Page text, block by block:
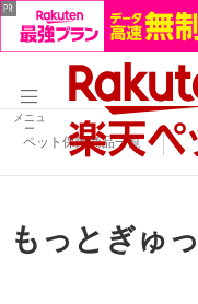
メニュ
ー
ペット保険商品一覧
もっとぎゅ